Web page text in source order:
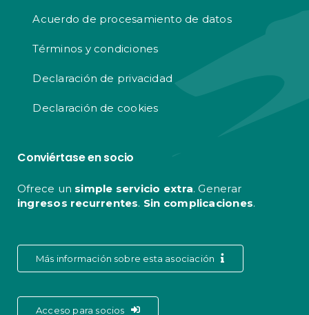
Acuerdo de procesamiento de datos
Términos y condiciones
Declaración de privacidad
Declaración de cookies
Conviértase en socio
Ofrece un simple servicio extra. Generar
ingresos recurrentes. Sin complicaciones.
Más información sobre esta asociación
Acceso para socios